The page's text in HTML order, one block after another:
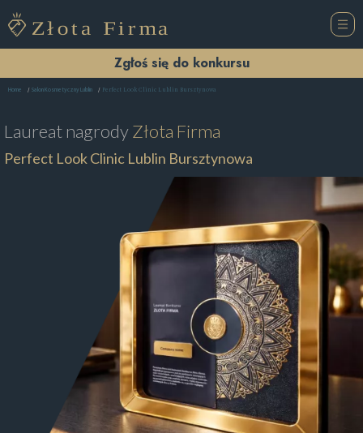
Zgłoś się do konkursu
Home Salon Kosmetyczny Lublin Perfect Look Clinic Lublin Bursztynowa
Laureat nagrodyZłota Firma
Perfect Look Clinic Lublin Bursztynowa